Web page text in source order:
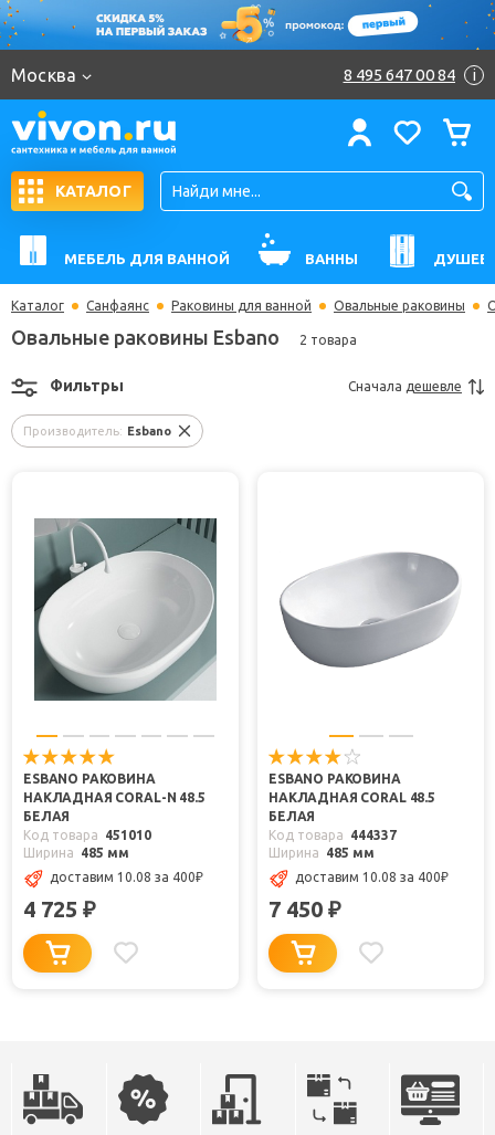
Москва 8 495 647 00 84 i
КАТАЛОГ
МЕБЕЛЬ ДЛЯ ВАННОЙ ВАННЫ
Каталог Санфаянс Раковины для ванной Овальные раковины
Овальные раковины Esbano 2 товара
Производитель: Esbano
Фильтры Сначала дешевле
ESBANO РАКОВИНА
НАКЛАДНАЯ CORAL-N 48.5
БЕЛАЯ
Код товара
451010
Ширина
485 мм
доставим 10.08 за 400₽
4 725 ₽
ESBANO РАКОВИНА
НАКЛАДНАЯ CORAL 48.5
БЕЛАЯ
Код товара
444337
Ширина
485 мм
доставим 10.08 за 400₽
7 450 ₽